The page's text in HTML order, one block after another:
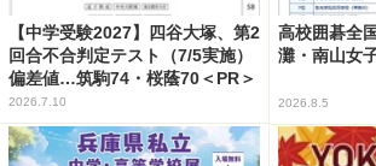
【中学受験2027】四谷大塚、第2
回合不合判定テスト（7/5実施）
偏差値…筑駒74・桜蔭70＜PR＞
2026.7.10
高校囲碁全
灘・南山女
2026.8.5